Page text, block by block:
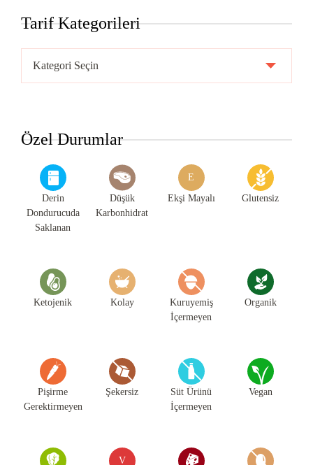
Tarif Kategorileri
Özel Durumlar
Derin
Dondurucuda
Saklanan
Düşük
Karbonhidrat
E
Ekşi Mayalı Glutensiz
Ketojenik Kolay
Kuruyemiş
İçermeyen
Organik
Pişirme
Gerektirmeyen
Şekersiz
Süt Ürünü
İçermeyen
Vegan
V